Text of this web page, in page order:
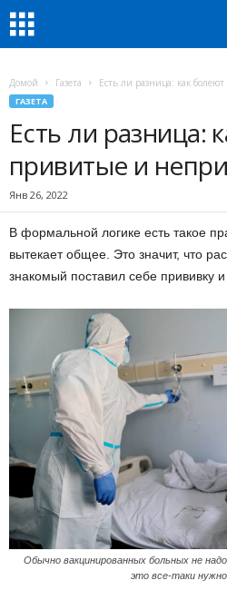
Домой Газета Есть ли разница: как
ГАЗЕТА
Есть ли разница:
привитые и
Янв 26, 2022
В формальной логике есть такое
вытекает общее. Это значит, что
знакомый поставил себе прививку
Обычно вакцинированных больных не
это все-таки